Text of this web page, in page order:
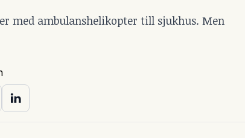
med ambulanshelikopter till sjukhus. Men